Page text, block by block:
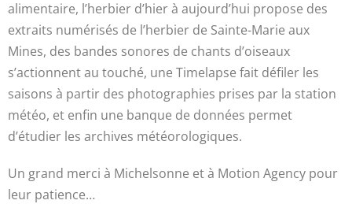
alimentaire, l’herbier d’hier à aujourd’hui propose des
extraits numérisés de l’herbier de Sainte-Marie aux
Mines, des bandes sonores de chants d’oiseaux
s’actionnent au touché, une Timelapse fait défiler les
saisons à partir des photographies prises par la station
météo, et enfin une banque de données permet
d’étudier les archives météorologiques.
Un grand merci à Michelsonne et à Motion Agency pour
leur patience…